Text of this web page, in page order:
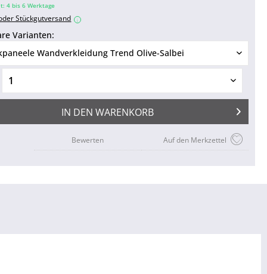
4 bis 6 Werktage
Stückgutversand i
Varianten:
IN DEN WARENKORB
Auf den Merkzettel
Bewerten